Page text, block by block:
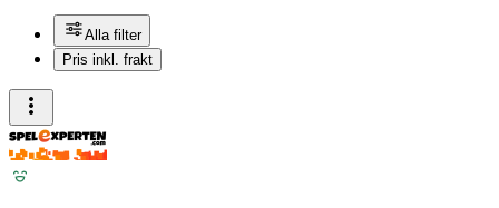
Alla filter
Pris inkl. frakt